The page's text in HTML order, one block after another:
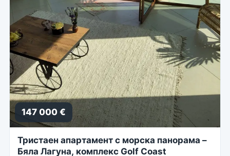
147 000 €
Тристаен апартамент с морска панорама –
Бяла Лагуна, комплекс Golf Coast